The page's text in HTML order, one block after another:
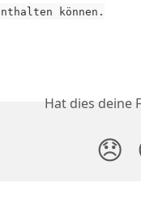
können.
Hat dies deine
😞